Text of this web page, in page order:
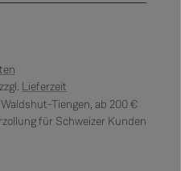
Lieferzeit
Tiengen, ab 200 €
für Schweizer Kunden